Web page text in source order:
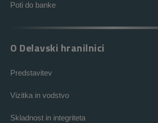
Poti do banke
O Delavski hranilnici
Predstavitev
Vizitka in vodstvo
Skladnost in integriteta